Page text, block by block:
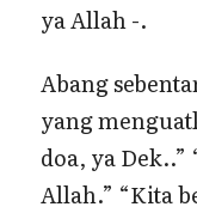
ya Allah -.
Abang
yang
doa, ya
Allah.” “Kita